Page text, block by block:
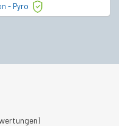
- Pyro